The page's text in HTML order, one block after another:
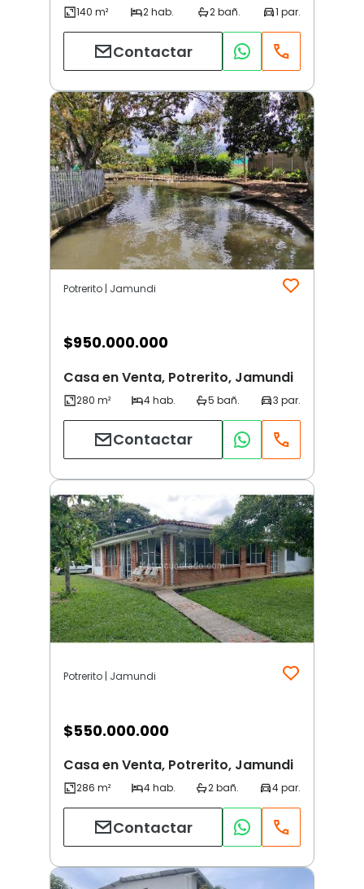
Contactar
Potrerito | Jamundi
$950.000.000
Casa en Venta, Potrerito, Jamundi
Contactar
Potrerito | Jamundi
$550.000.000
Casa en Venta, Potrerito, Jamundi
Contactar